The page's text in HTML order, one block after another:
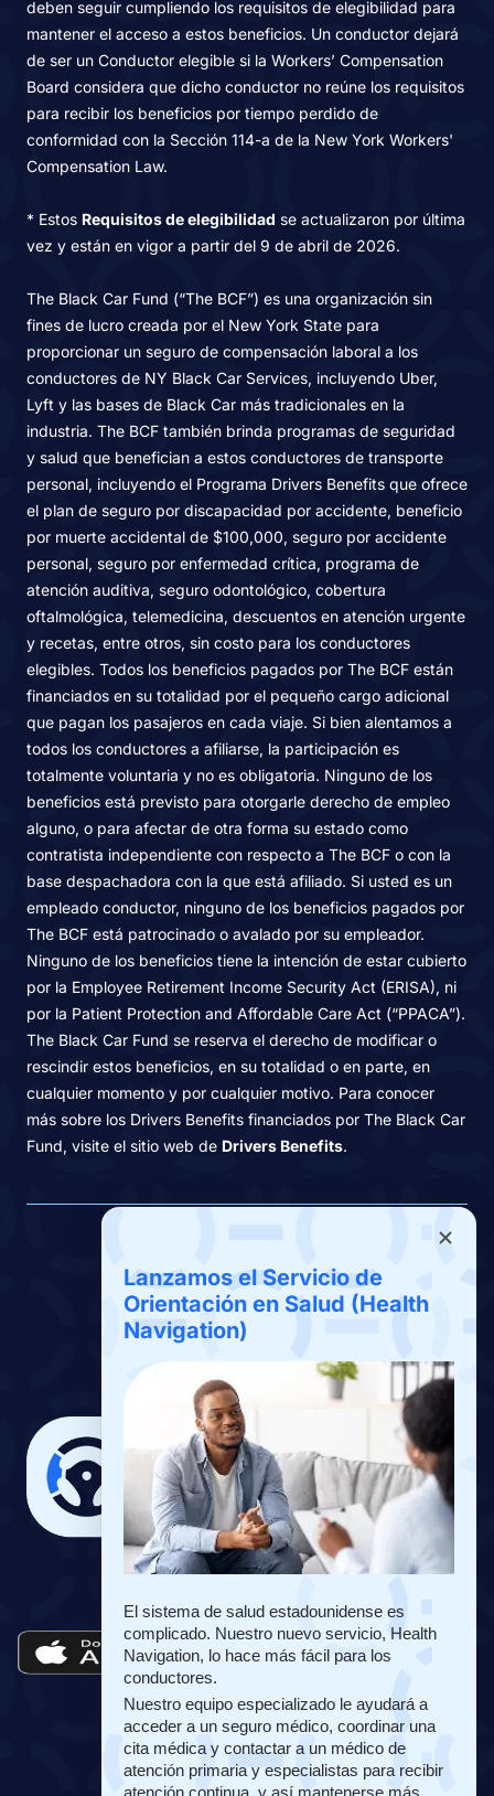
deben seguir cumpliendo los requisitos de elegibilidad para
mantener el acceso a estos beneficios. Un conductor dejará
de ser un Conductor elegible si la Workers’ Compensation
Board considera que dicho conductor no reúne los requisitos
para recibir los beneficios por tiempo perdido de
conformidad con la Sección 114-a de la New York Workers'
Compensation Law.
* Estos Requisitos de elegibilidad se actualizaron por última
vez y están en vigor a partir del 9 de abril de 2026.
The Black Car Fund (“The BCF”) es una organización sin
fines de lucro creada por el New York State para
proporcionar un seguro de compensación laboral a los
conductores de NY Black Car Services, incluyendo Uber,
Lyft y las bases de Black Car más tradicionales en la
industria. The BCF también brinda programas de seguridad
y salud que benefician a estos conductores de transporte
personal, incluyendo el Programa Drivers Benefits que ofrece
el plan de seguro por discapacidad por accidente, beneficio
por muerte accidental de $100,000, seguro por accidente
personal, seguro por enfermedad crítica, programa de
atención auditiva, seguro odontológico, cobertura
oftalmológica, telemedicina, descuentos en atención urgente
y recetas, entre otros, sin costo para los conductores
elegibles. Todos los beneficios pagados por The BCF están
financiados en su totalidad por el pequeño cargo adicional
que pagan los pasajeros en cada viaje. Si bien alentamos a
todos los conductores a afiliarse, la participación es
totalmente voluntaria y no es obligatoria. Ninguno de los
beneficios está previsto para otorgarle derecho de empleo
alguno, o para afectar de otra forma su estado como
contratista independiente con respecto a The BCF o con la
base despachadora con la que está afiliado. Si usted es un
empleado conductor, ninguno de los beneficios pagados por
The BCF está patrocinado o avalado por su empleador.
Ninguno de los beneficios tiene la intención de estar cubierto
por la Employee Retirement Income Security Act (ERISA), ni
por la Patient Protection and Affordable Care Act (“PPACA”).
The Black Car Fund se reserva el derecho de modificar o
rescindir estos beneficios, en su totalidad o en parte, en
cualquier momento y por cualquier motivo. Para conocer
más sobre los Drivers Benefits financiados por The Black Car
Fund, visite el sitio web de Drivers Benefits.
Beneficios
Sobre Nosotros
Contáctenos
Lanzamos el Servicio de
Orientación en Salud (Health
Navigation)
El sistema de salud estadounidense es
complicado. Nuestro nuevo servicio, Health
Navigation, lo hace más fácil para los
conductores.
Nuestro equipo especializado le ayudará a
acceder a un seguro médico, coordinar una
cita médica y contactar a un médico de
atención primaria y especialistas para recibir